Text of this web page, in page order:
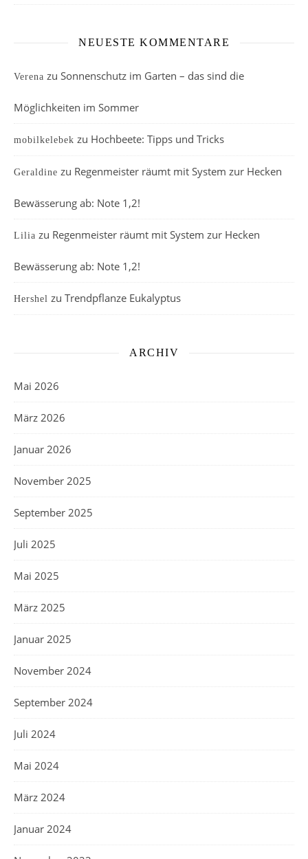
NEUESTE KOMMENTARE
Verena zu Sonnenschutz im Garten – das sind die
Möglichkeiten im Sommer
mobilkelebek zu Hochbeete: Tipps und Tricks
Geraldine zu Regenmeister räumt mit System zur Hecken
Bewässerung ab: Note 1,2!
Lilia zu Regenmeister räumt mit System zur Hecken
Bewässerung ab: Note 1,2!
Hershel zu Trendpflanze Eukalyptus
ARCHIV
Mai 2026
März 2026
Januar 2026
November 2025
September 2025
Juli 2025
Mai 2025
März 2025
Januar 2025
November 2024
September 2024
Juli 2024
Mai 2024
März 2024
Januar 2024